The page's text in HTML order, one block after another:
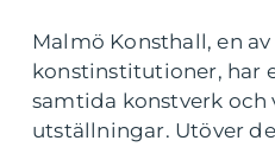
Malmö Konsthall, en
konstinstitutioner, har
samtida konstverk och
utställningar. Utöver